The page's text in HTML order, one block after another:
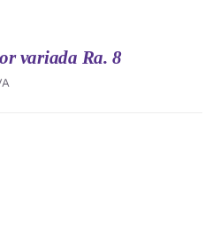
variada Ra. 8